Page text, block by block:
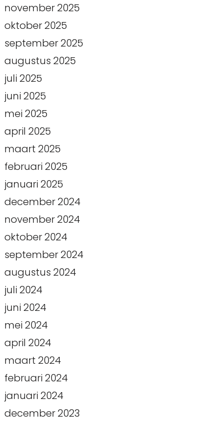
november 2025
oktober 2025
september 2025
augustus 2025
juli 2025
juni 2025
mei 2025
april 2025
maart 2025
februari 2025
januari 2025
december 2024
november 2024
oktober 2024
september 2024
augustus 2024
juli 2024
juni 2024
mei 2024
april 2024
maart 2024
februari 2024
januari 2024
december 2023